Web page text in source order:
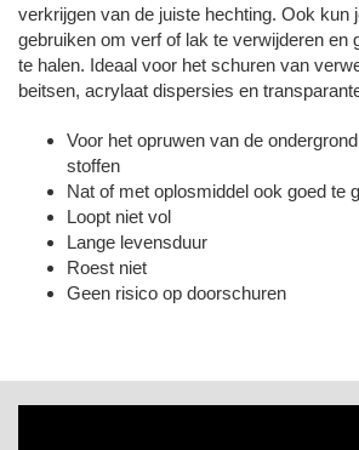
verkrijgen van de juiste hechting. Ook kun
gebruiken om verf of lak te verwijderen en
te halen. Ideaal voor het schuren van
beitsen, acrylaat dispersies en
Voor het opruwen van de
stoffen
Nat of met oplosmiddel ook goed te
Loopt niet vol
Lange levensduur
Roest niet
Geen risico op doorschuren